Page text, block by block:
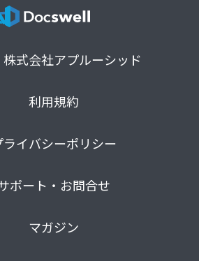
式会社アプルーシッド
利用規約
ライバシーポリシー
ポート・お問合せ
マガジン